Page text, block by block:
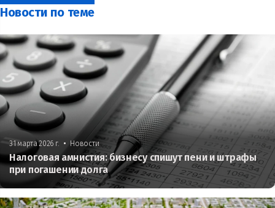
Новости по теме
31 марта 2026 г. • Новости
Налоговая амнистия: бизнесу спишут пени и штрафы
при погашении долга